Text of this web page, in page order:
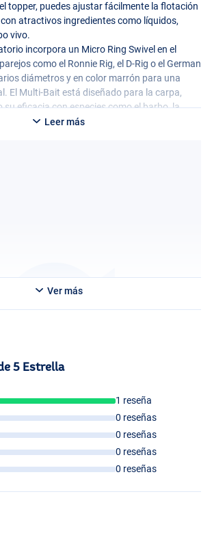
topper, puedes ajustar fácilmente la flotación
atractivos ingredientes como líquidos,
vivo.
incorpora un Micro Ring Swivel en el
como el Ronnie Rig, el D-Rig o el German
diámetros y en color marrón para una
El Multi-Bait está diseñado para la carpa,
eficacia con especies como el barbo, la
hayy que enchufar, llenar y pescar: ¡más
Leer más
Ver más
5 Estrella
1 reseña
0 reseñas
0 reseñas
0 reseñas
0 reseñas